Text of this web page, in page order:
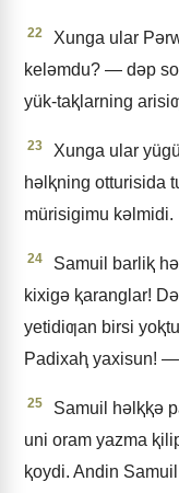
22
Xunga ular
kelǝmdu? — dǝp
yük-taⱪlarning
23
Xunga ular
hǝlⱪning otturisida
mürisigimu kǝlmidi.
24
Samuil barliⱪ
kixigǝ ⱪaranglar!
yetidiƣan birsi
Padixaⱨ yaxisun!
25
Samuil hǝlⱪⱪǝ
uni oram yazma
ⱪoydi. Andin